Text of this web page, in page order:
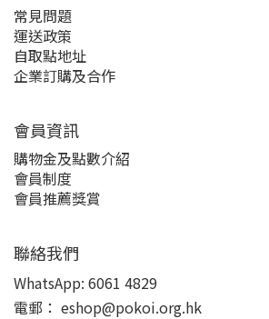
常見問題
運送政策
自取點地址
企業訂購及合作
會員資訊
購物金及點數介紹
會員制度
會員推薦獎賞
聯絡我們
WhatsApp: 6061 4829
電郵： eshop@pokoi.org.hk